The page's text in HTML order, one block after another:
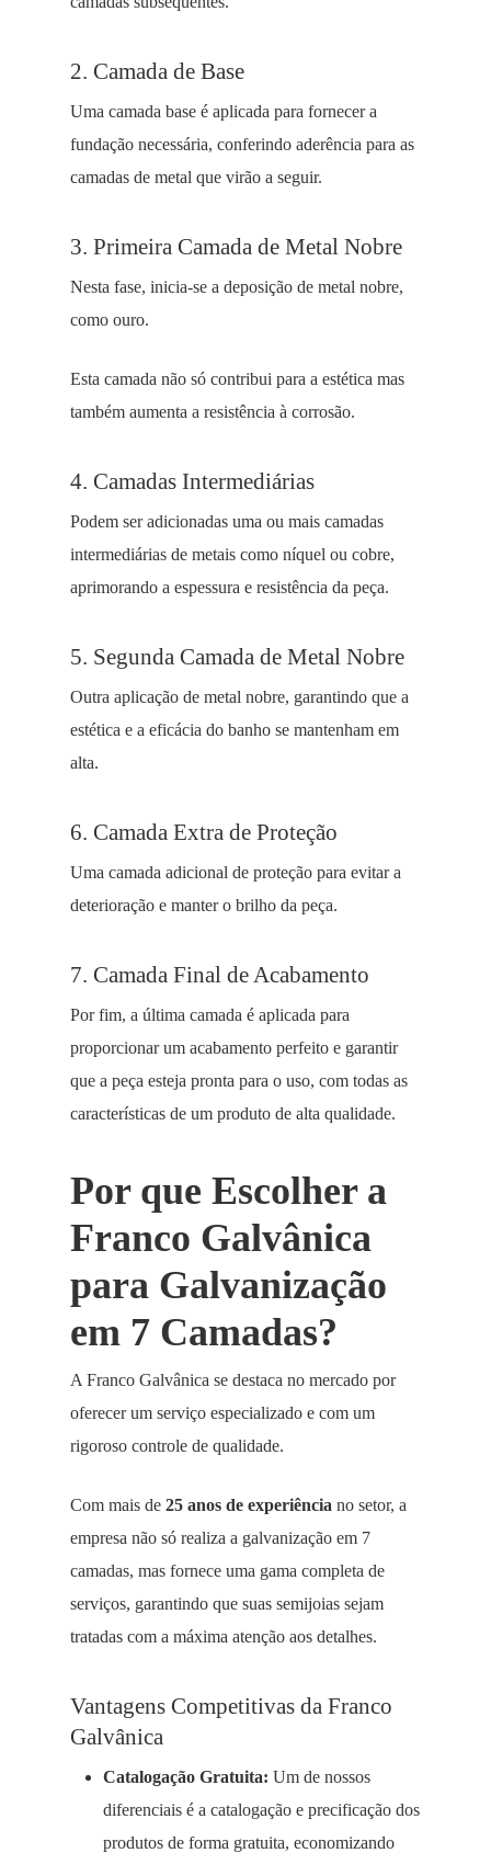
2. Camada de Base
Uma camada base é aplicada para fornecer a
fundação necessária, conferindo aderência para as
camadas de metal que virão a seguir.
3. Primeira Camada de Metal Nobre
Nesta fase, inicia-se a deposição de metal nobre,
como ouro.
Esta camada não só contribui para a estética mas
também aumenta a resistência à corrosão.
4. Camadas Intermediárias
Podem ser adicionadas uma ou mais camadas
intermediárias de metais como níquel ou cobre,
aprimorando a espessura e resistência da peça.
5. Segunda Camada de Metal Nobre
Outra aplicação de metal nobre, garantindo que a
estética e a eficácia do banho se mantenham em
alta.
6. Camada Extra de Proteção
Uma camada adicional de proteção para evitar a
deterioração e manter o brilho da peça.
7. Camada Final de Acabamento
Por fim, a última camada é aplicada para
proporcionar um acabamento perfeito e garantir
que a peça esteja pronta para o uso, com todas as
características de um produto de alta qualidade.
Por que Escolher a
Franco Galvânica
para Galvanização
em 7 Camadas?
A Franco Galvânica se destaca no mercado por
oferecer um serviço especializado e com um
rigoroso controle de qualidade.
Com mais de 25 anos de experiência no setor, a
empresa não só realiza a galvanização em 7
camadas, mas fornece uma gama completa de
serviços, garantindo que suas semijoias sejam
tratadas com a máxima atenção aos detalhes.
Vantagens Competitivas da Franco
Galvânica
Catalogação Gratuita: Um de nossos
diferenciais é a catalogação e precificação dos
produtos de forma gratuita, economizando